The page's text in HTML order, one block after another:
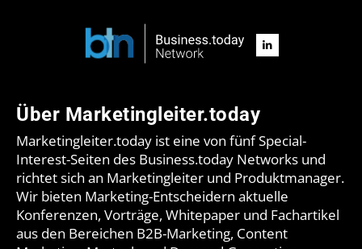
Über Marketingleiter.today
Marketingleiter.today ist eine von fünf Special-
Interest-Seiten des Business.today Networks und
richtet sich an Marketingleiter und Produktmanager.
Wir bieten Marketing-Entscheidern aktuelle
Konferenzen, Vorträge, Whitepaper und Fachartikel
aus den Bereichen B2B-Marketing, Content